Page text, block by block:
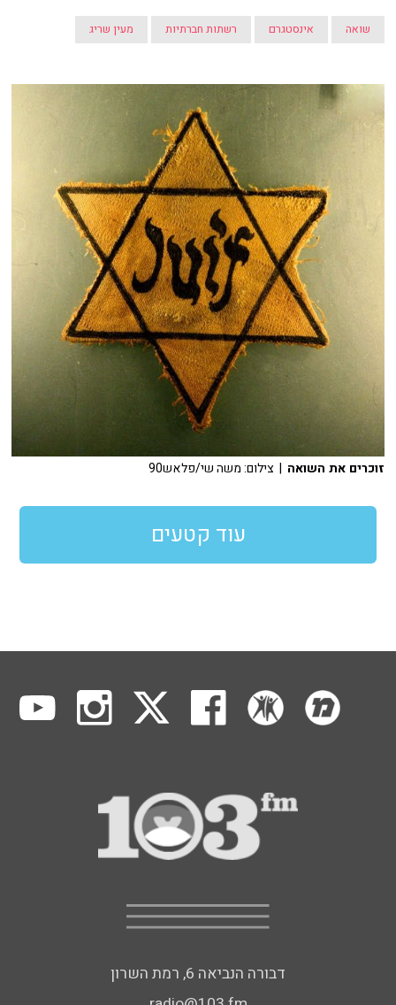
שואה אינסטגרם רשתות חברתיות מעין שריג
זוכרים את השואה | צילום: משה שי/פלאש90
עוד קטעים
דבורה הנביאה 6, רמת השרון